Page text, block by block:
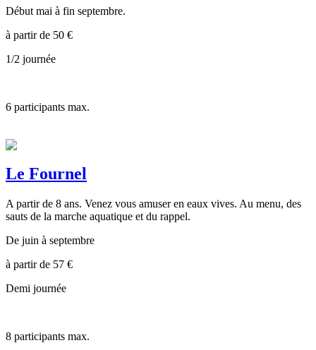
Début mai à fin septembre.
à partir de 50 €
1/2 journée
6 participants max.
Le Fournel
A partir de 8 ans. Venez vous amuser en eaux vives. Au menu, des
sauts de la marche aquatique et du rappel.
De juin à septembre
à partir de 57 €
Demi journée
8 participants max.